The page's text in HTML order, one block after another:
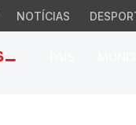
NOTÍCIAS
Nova